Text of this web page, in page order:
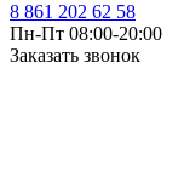
8 861 202 62 58
Пн-Пт 08:00-20:00
Заказать звонок